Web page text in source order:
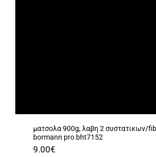
ματσολα 900g, λαβη 2 συστατικων/
bormann pro bht7152
9.00€